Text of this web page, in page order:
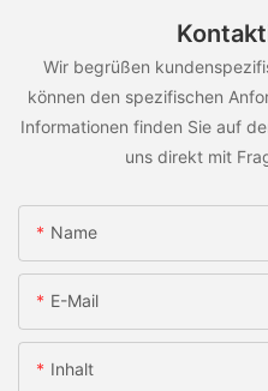
Wir begrüßen
können den spezifischen
Informationen finden Sie auf
uns direkt mit
Name
E-Mail
Inhalt